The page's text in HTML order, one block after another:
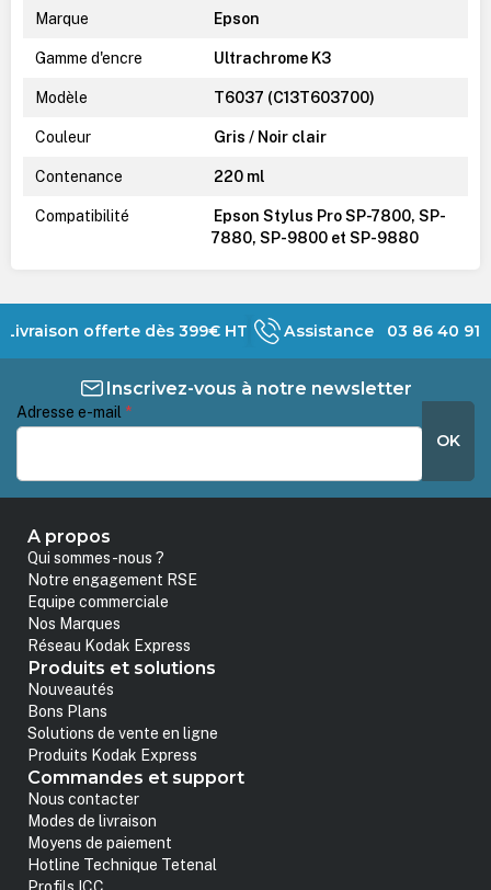
Marque Epson
Gamme d'encre Ultrachrome K3
Modèle T6037 (C13T603700)
Couleur Gris / Noir clair
Contenance 220 ml
Compatibilité
Epson Stylus Pro SP-7800, SP-
7880, SP-9800 et SP-9880
Livraison offerte dès 399€ HT Assistance 03 86 40 91
Inscrivez-vous à notre newsletter
Adresse e-mail *
OK
A propos
Qui sommes-nous ?
Notre engagement RSE
Equipe commerciale
Nos Marques
Réseau Kodak Express
Produits et solutions
Nouveautés
Bons Plans
Solutions de vente en ligne
Produits Kodak Express
Commandes et support
Nous contacter
Modes de livraison
Moyens de paiement
Hotline Technique Tetenal